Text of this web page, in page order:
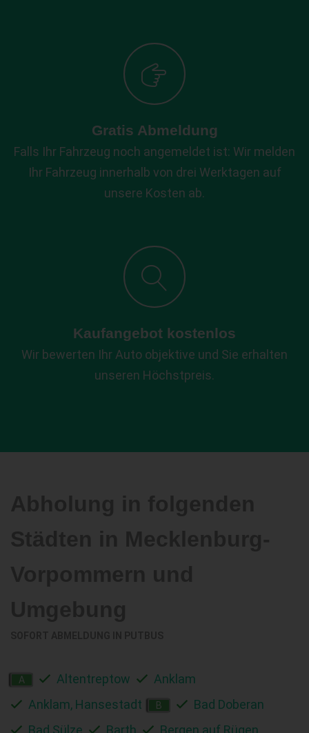
Gratis Abmeldung
Falls Ihr Fahrzeug noch angemeldet ist: Wir melden
Ihr Fahrzeug innerhalb von drei Werktagen auf
unsere Kosten ab.
Kaufangebot kostenlos
Wir bewerten Ihr Auto objektive und Sie erhalten
unseren Höchstpreis.
A Altentreptow
Anklam
Anklam, Hansestadt
B
Bad Doberan
Bad Sülze
Barth
Bergen auf Rügen